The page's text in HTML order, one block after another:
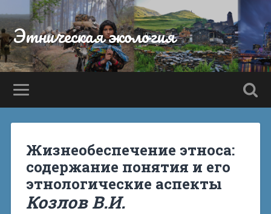
Этническая экология
Жизнеобеспечение этноса:
содержание понятия и его
этнологические аспекты
Козлов В.И.